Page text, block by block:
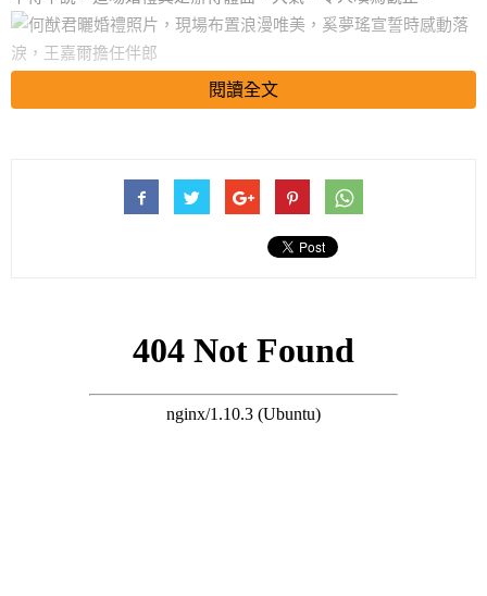
何猷君與奚夢瑤的婚禮地點選址在聖米歇爾山城堡，事實上，聖
點，幾乎把整個教堂都用鮮花都包圍了。
而在宣誓台的前方還打造了一個半拱形的花門，就連教堂的柱子
上都裝飾了花卉，可見在布置上相當用心，自然花費也不小。
閱讀全文